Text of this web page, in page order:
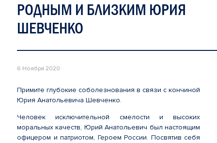
РОДНЫМ И БЛИЗКИМ ЮРИЯ
ШЕВЧЕНКО
6 Ноября 2020
Примите глубокие соболезнования в связи с кончиной
Юрия Анатольевича Шевченко.
Человек исключительной смелости и высоких
моральных качеств, Юрий Анатольевич был настоящим
офицером и патриотом, Героем России. Посвятив себя